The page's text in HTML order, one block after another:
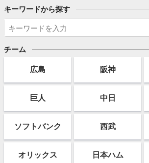
キーワードから探す
チーム
広島 阪神
巨人 中日
ソフトバンク 西武
オリックス 日本ハム